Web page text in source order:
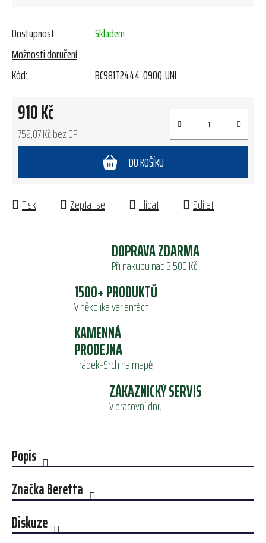
Dostupnost
Skladem
Možnosti doručení
Kód:
BC981T2444-09OQ-UNI
910 Kč
752,07 Kč bez DPH
DO KOŠÍKU
Tisk Zeptat se Hlídat Sdílet
DOPRAVA ZDARMA
Při nákupu nad 3 500 Kč
1500+ PRODUKTŮ
V několika variantách
KAMENNÁ
PRODEJNA
Hrádek-Srch na mapě
ZÁKAZNICKÝ SERVIS
V pracovní dny
Popis
ZnačkaBeretta
Diskuze